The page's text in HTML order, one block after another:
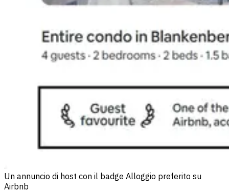
Un annuncio di host con il badge Alloggio preferito su
Airbnb